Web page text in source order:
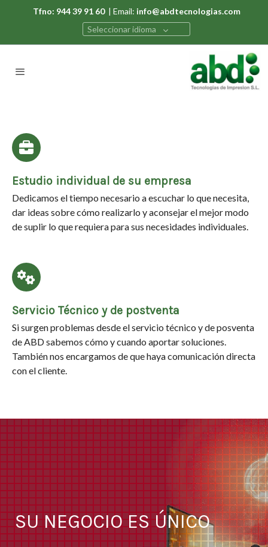
Tfno: 944 39 91 60| Email: info@abdtecnologias.com
Seleccionar idioma
Estudio individual de su empresa
Dedicamos el tiempo necesario a escuchar lo que necesita,
dar ideas sobre cómo realizarlo y aconsejar el mejor modo
de suplir lo que requiera para sus necesidades individuales.
Servicio Técnico y de postventa
Si surgen problemas desde el servicio técnico y de posventa
de ABD sabemos cómo y cuando aportar soluciones.
También nos encargamos de que haya comunicación directa
con el cliente.
SU NEGOCIO ES ÚNICO